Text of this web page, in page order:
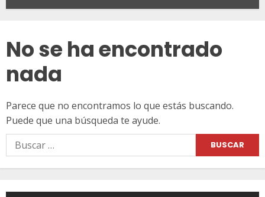
No se ha encontrado
nada
Parece que no encontramos lo que estás buscando.
Puede que una búsqueda te ayude.
Buscar: